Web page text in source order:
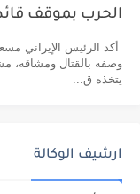
الحرب بموقف قائد
أكد الرئيس الإيراني
وصفه بالقتال ومشاقه،
يتخذه ق...
ارشيف الوكالة